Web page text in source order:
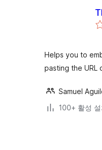
Helps you to
pasting the URL
Samuel
100+ 활성 설